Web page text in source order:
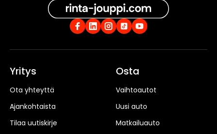
Yritys
Ota yhteyttä
Ajankohtaista
Tilaa uutiskirje
Osta
Vaihtoautot
Uusi auto
Matkailuauto